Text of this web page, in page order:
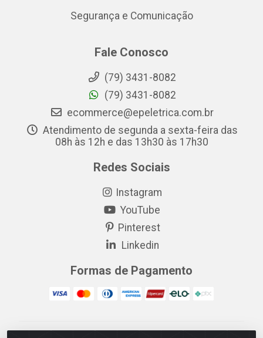
Segurança e Comunicação
Fale Conosco
(79) 3431-8082
(79) 3431-8082
ecommerce@epeletrica.com.br
Atendimento de segunda a sexta-feira das
08h às 12h e das 13h30 às 17h30
Redes Sociais
Instagram
YouTube
Pinterest
Linkedin
Formas de Pagamento